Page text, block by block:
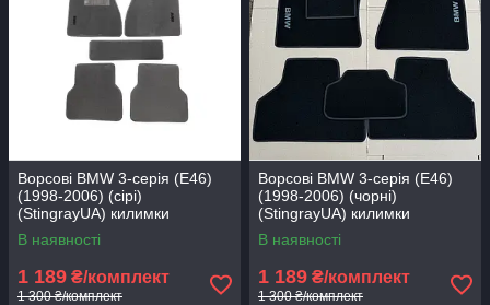
Ворсові BMW 3-серія (E46)
(1998-2006) (сірі)
(StingrayUA) килимки
текстильні в салон авто
В наявності
1 189 ₴/комплект
1 300 ₴/комплект
Ворсові BMW 3-серія (E46)
(1998-2006) (чорні)
(StingrayUA) килимки
текстильні в салон авто
В наявності
1 189 ₴/комплект
1 300 ₴/комплект